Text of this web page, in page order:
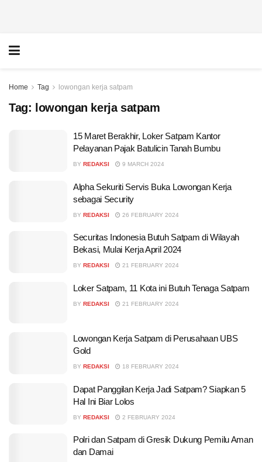
Home Tag lowongan kerja satpam
Tag: lowongan kerja satpam
15 Maret Berakhir, Loker Satpam Kantor
Pelayanan Pajak Batulicin Tanah Bumbu
BY REDAKSI 9 MARCH 2024
Alpha Sekuriti Servis Buka Lowongan Kerja
sebagai Security
BY REDAKSI 26 FEBRUARY 2024
Securitas Indonesia Butuh Satpam di Wilayah
Bekasi, Mulai Kerja April 2024
BY REDAKSI 21 FEBRUARY 2024
Loker Satpam, 11 Kota ini Butuh Tenaga Satpam
BY REDAKSI 21 FEBRUARY 2024
Lowongan Kerja Satpam di Perusahaan UBS
Gold
BY REDAKSI 18 FEBRUARY 2024
Dapat Panggilan Kerja Jadi Satpam? Siapkan 5
Hal Ini Biar Lolos
BY REDAKSI 2 FEBRUARY 2024
Polri dan Satpam di Gresik Dukung Pemilu Aman
dan Damai